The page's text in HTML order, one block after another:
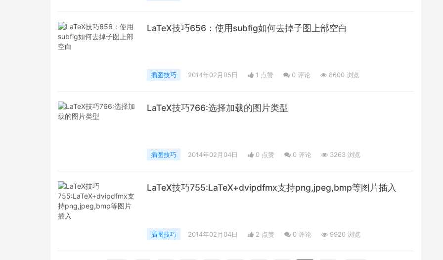
LaTeX技巧656：使用subfig如何去掉子图上部空白
插图技巧 2014年02月05日 1 点赞 0 评论 8600 浏览
LaTeX技巧766:选择加载的图片类型
插图技巧 2014年02月04日 0 点赞 0 评论 3263 浏览
LaTeX技巧755:LaTeX+dvipdfmx支持png,jpeg,bmp等图片插入
插图技巧 2014年02月04日 2 点赞 0 评论 9920 浏览